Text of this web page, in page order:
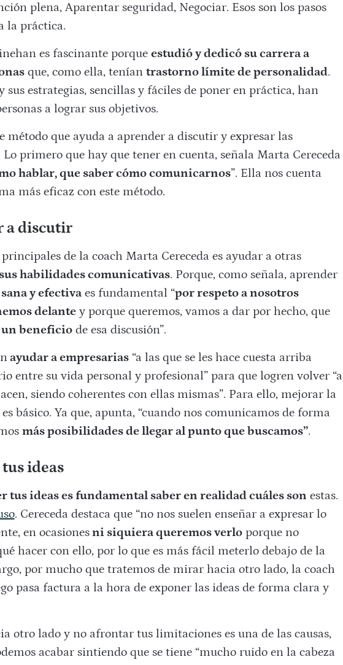
plena, Aparentar seguridad, Negociar. Esos son los pasos
la práctica.
es fascinante porque estudió y dedicó su carrera a
que, como ella, tenían trastorno límite de personalidad.
sus estrategias, sencillas y fáciles de poner en práctica, han
a lograr sus objetivos.
método que ayuda a aprender a discutir y expresar las
Lo primero que hay que tener en cuenta, señala Marta Cereceda
hablar, que saber cómo comunicarnos”. Ella nos cuenta
más eficaz con este método.
a discutir
de la coach Marta Cereceda es ayudar a otras
habilidades comunicativas. Porque, como señala, aprender
y efectivaes fundamental “por respeto a nosotros
delantey porque queremos, vamos a dar por hecho, que
beneficiode esa discusión”.
ayudar a empresarias“a las que se les hace cuesta arriba
entre su vida personal y profesional” para que logren volver “a
siendo coherentes con ellas mismas”. Para ello, mejorar la
básico. Ya que, apunta, “cuando nos comunicamos de forma
más posibilidades de llegar al punto que buscamos”.
ideas
tus ideas es fundamental saber en realidad cuáles son estas.
. Cereceda destaca que “no nos suelen enseñar a expresar lo
en ocasionesni siquiera queremos verloporque no
hacer con ello, por lo que es más fácil meterlo debajo de la
por mucho que tratemos de mirar hacia otro lado, la coach
pasa factura a la hora de exponer las ideas de forma clara y
otro lado y no afrontar tus limitaciones es una de las causas,
acabar sintiendo que se tiene “mucho ruido en la cabeza